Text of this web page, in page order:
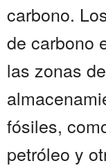
carbono.
de carbono
las zonas
fósiles,
petróleo y